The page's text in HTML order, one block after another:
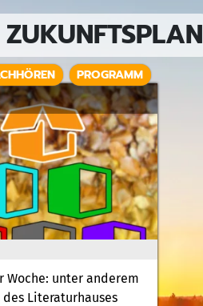
ZUKUNFTSPLAN
PROGRAMM
Woche: unter anderem
Literaturhauses